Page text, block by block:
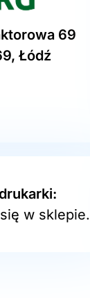
69
Łódź
w sklepie.